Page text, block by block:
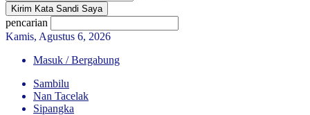
pencarian
Kamis, Agustus 6, 2026
Masuk / Bergabung
Sambilu
Nan Tacelak
Sipangka